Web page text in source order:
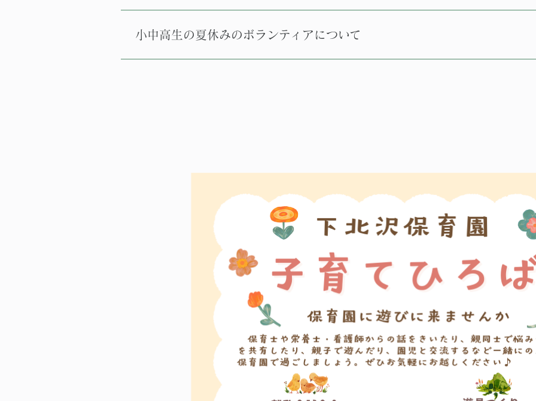
小中高生の夏休みのボランティアについて